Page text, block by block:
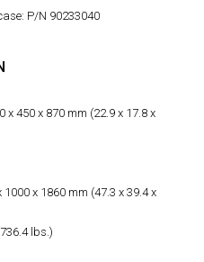
P/N 90233040
450 x 870 mm (22.9 x 17.8 x
x 1860 mm (47.3 x 39.4 x
lbs.)